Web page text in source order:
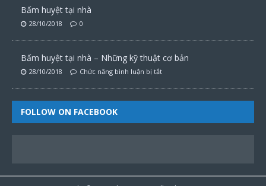
Bấm huyệt tại nhà
28/10/2018 0
Bấm huyệt tại nhà – Những kỹ thuật cơ bản
28/10/2018 Chức năng bình luận bị tắt
FOLLOW ON FACEBOOK